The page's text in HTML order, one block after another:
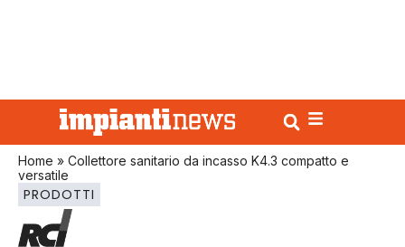
Home » Collettore sanitario da incasso K4.3 compatto e
versatile
PRODOTTI